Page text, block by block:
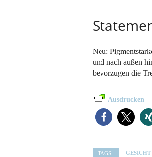
Neu:
und nach außen
bevorzugen die
Ausdrucken
TAGS : GESICHT